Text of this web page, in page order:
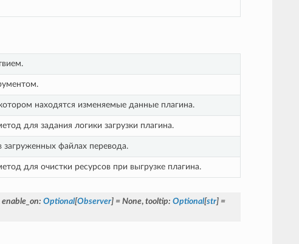
находятся изменяемые данные плагина.
для задания логики загрузки плагина.
файлах перевода.
для очистки ресурсов при выгрузке плагина.
enable_on: Optional[Observer] = None, tooltip: Optional[str] =